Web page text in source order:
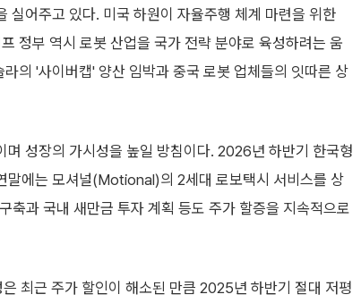
실어주고 있다. 미국 하원이 자율주행 체계 마련을 위한
정부 역시 로봇 산업을 국가 전략 분야로 육성하려는 움
의 '사이버캡' 양산 임박과 중국 로봇 업체들의 잇따른 상
성장의 가시성을 높일 방침이다. 2026년 하반기 한국형
말에는 모셔널(Motional)의 2세대 로보택시 서비스를 상
과 국내 새만금 투자 계획 등도 주가 할증을 지속적으로
최근 주가 할인이 해소된 만큼 2025년 하반기 절대 저평